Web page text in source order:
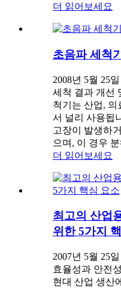
더 읽어보세요
초음파 세척
2008년 5월 25
세척 결과 개선
척기는 산업, 의
서 널리 사용됩
고장이 발생하
으며, 이 경우
더 읽어보세요
최고의 산업
위한 5가지
2007년 5월 25
효율성과 안전
현대 산업 생산